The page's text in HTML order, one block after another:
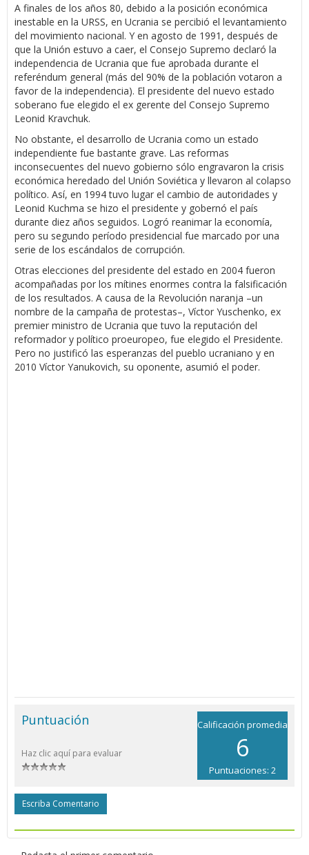
A finales de los años 80, debido a la posición económica
inestable en la URSS, en Ucrania se percibió el levantamiento
del movimiento nacional. Y en agosto de 1991, después de
que la Unión estuvo a caer, el Consejo Supremo declaró la
independencia de Ucrania que fue aprobada durante el
referéndum general (más del 90% de la población votaron a
favor de la independencia). El presidente del nuevo estado
soberano fue elegido el ex gerente del Consejo Supremo
Leonid Kravchuk.
No obstante, el desarrollo de Ucrania como un estado
independiente fue bastante grave. Las reformas
inconsecuentes del nuevo gobierno sólo engravaron la crisis
económica heredado del Unión Soviética y llevaron al colapso
político. Así, en 1994 tuvo lugar el cambio de autoridades y
Leonid Kuchma se hizo el presidente y gobernó el país
durante diez años seguidos. Logró reanimar la economía,
pero su segundo período presidencial fue marcado por una
serie de los escándalos de corrupción.
Otras elecciones del presidente del estado en 2004 fueron
acompañadas por los mítines enormes contra la falsificación
de los resultados. A causa de la Revolución naranja –un
nombre de la campaña de protestas–, Víctor Yuschenko, ex
premier ministro de Ucrania que tuvo la reputación del
reformador y político proeuropeo, fue elegido el Presidente.
Pero no justificó las esperanzas del pueblo ucraniano y en
2010 Víctor Yanukovich, su oponente, asumió el poder.
Calificación promedia
6
Puntuaciones: 2
Puntuación
Haz clic aquí para evaluar
Escriba Comentario